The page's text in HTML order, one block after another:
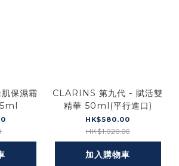
保濕霜
CLARINS 第九代 - 賦活雙
精華 50ml(平行進口)
HK$580.00
HK$1,020.00
加入購物車